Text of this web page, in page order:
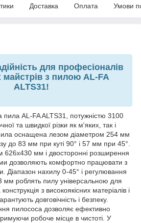
Доставка Оплата Умови
для професіоналів
майстрів з пилою AL-FA
ALTS31!
пила AL-FA ALTS31, потужністю 3100
та швидкої різки як м'яких, так і
оснащена лезом діаметром 254 мм
до 83 мм при куті 90° і 57 мм при 45°.
626х430 мм і двосторонні розширення
дозволяють комфортно працювати з
Діапазон нахилу 0-45° і регулювання
мм роблять пилу універсальною для
з високоякісних матеріалів і
довговічність і безпеку.
пилососа дозволяє ефективно
робоче місце в чистоті. У